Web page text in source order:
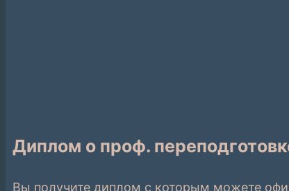
Диплом о проф.
Вы получите диплом с которым можете